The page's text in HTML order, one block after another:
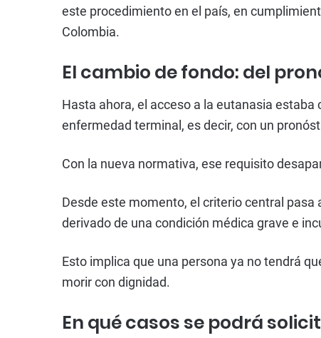
este procedimiento en el país, en
Colombia.
El cambio de fondo: del
Hasta ahora, el acceso a la eutanasia
enfermedad terminal, es decir, con un
Con la nueva normativa, ese requisito
Desde este momento, el criterio central pasa
derivado de una condición médica grave e
Esto implica que una persona ya no tendrá
morir con dignidad.
En qué casos se podrá